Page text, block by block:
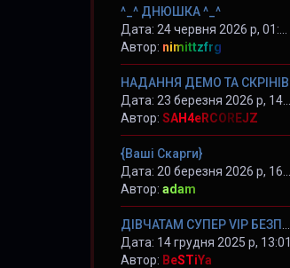
^_^ ДНЮШКА ^_^
Автор: nimittzfrg
НАДАННЯ ДЕМО ТА СКРІНІВ
Автор: SAH4eRCOREJZ
{Ваші Скарги}
Автор: adam
Дата: 14 грудня 2025 р, 13:01
Автор: BeSTiYa